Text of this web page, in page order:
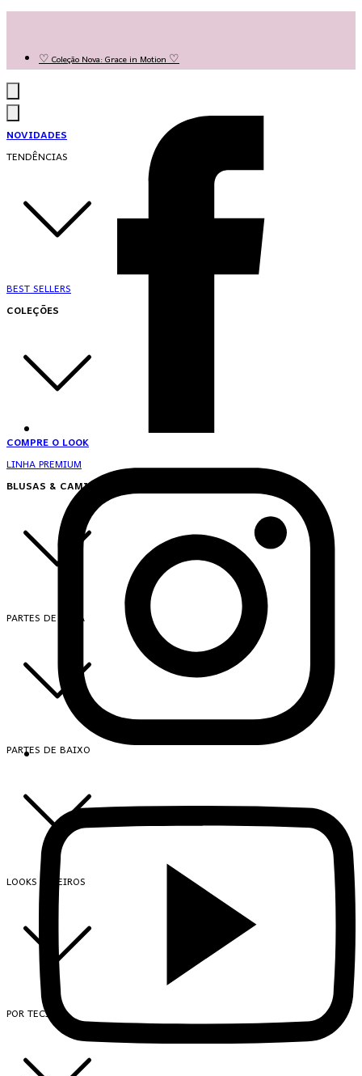
♡ Coleção Nova: Grace in Motion ♡
NOVIDADES
TENDÊNCIAS
BEST SELLERS
COLEÇÕES
COMPRE O LOOK
LINHA PREMIUM
BLUSAS & CAMISAS
PARTES DE CIMA
PARTES DE BAIXO
LOOKS INTEIROS
POR TECIDO